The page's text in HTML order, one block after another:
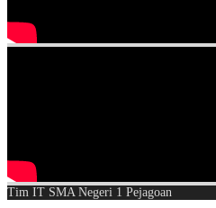
Tim IT SMA Negeri 1 Pejagoan